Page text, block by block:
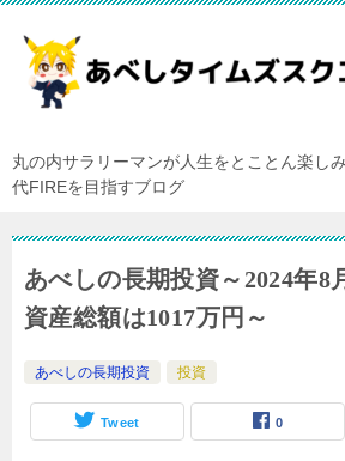
丸の内サラリーマンが人生をとことん楽し
代FIREを目指すブログ
あべしの長期投資～2024年
資産総額は1017万円～
あべしの長期投資 投資
Tweet 0